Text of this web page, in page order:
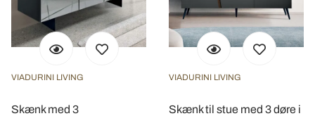
VIADURINI LIVING
Skænk med 3
VIADURINI LIVING
Skænk til stue med 3 døre i